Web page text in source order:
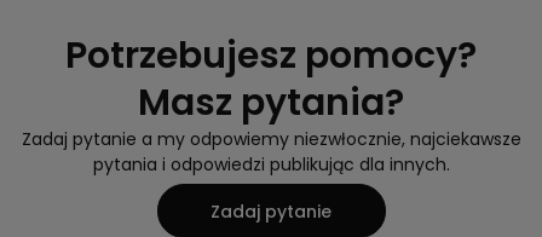
Potrzebujesz pomocy?
Masz pytania?
Zadaj pytanie a my odpowiemy niezwłocznie, najciekawsze
pytania i odpowiedzi publikując dla innych.
Zadaj pytanie